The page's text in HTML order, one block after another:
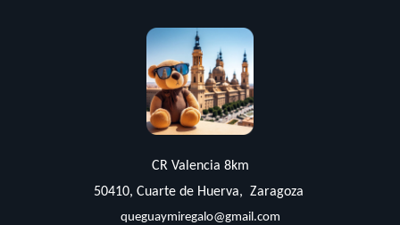
CR Valencia 8km
50410, Cuarte de Huerva, Zaragoza
queguaymiregalo@gmail.com